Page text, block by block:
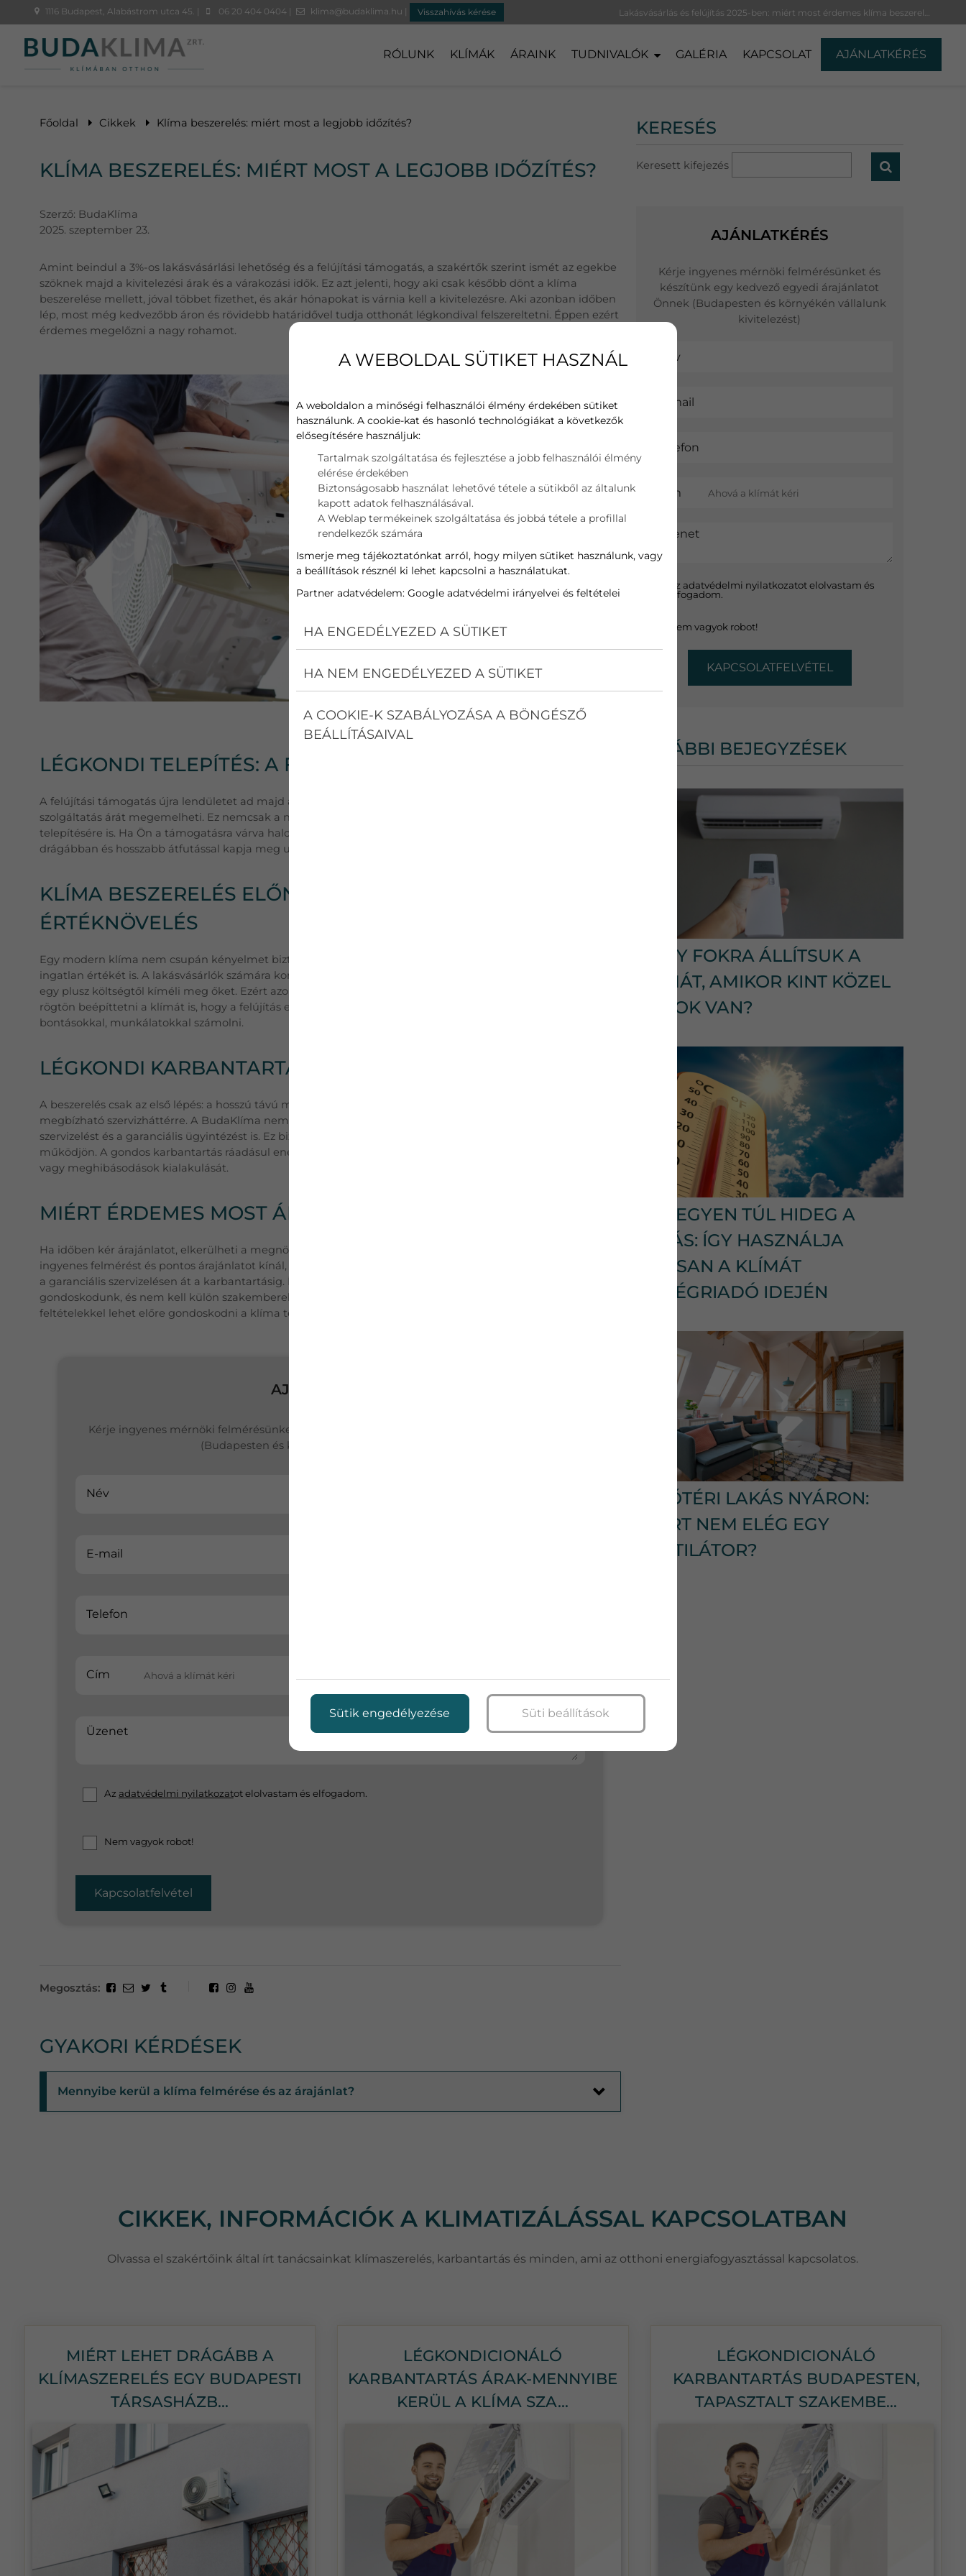
1116 Budapest, Alabástrom utca 45. | 06 20 404 0404 | klima@budaklima.hu | Visszahívás kérése Lakásvásárlás és felújítás 2025-ben: miért most érdemes klíma beszerelésben gondolkodni?
RÓLUNK KLÍMÁK ÁRAINK TUDNIVALÓK GALÉRIA KAPCSOLAT AJÁNLATKÉRÉS
Főoldal Cikkek Klíma beszerelés: miért most a legjobb időzítés?
KLÍMA BESZERELÉS: MIÉRT MOST A LEGJOBB IDŐZÍTÉS?
Szerző: BudaKlíma
2025. szeptember 23.
Amint beindul a 3%-os lakásvásárlási lehetőség és a felújítási támogatás, a szakértők szerint ismét az egekbe
szöknek majd a kivitelezési árak és a várakozási idők. Ez azt jelenti, hogy aki csak később dönt a klíma
beszerelése mellett, jóval többet fizethet, és akár hónapokat is várnia kell a kivitelezésre. Aki azonban időben
lép, most még kedvezőbb áron és rövidebb határidővel tudja otthonát légkondival felszereltetni. Éppen ezért
érdemes megelőzni a nagy rohamot.
LÉGKONDI TELEPÍTÉS: A FELÚJÍTÁSI TÁMOGATÁS HATÁSA
A felújítási támogatás újra lendületet ad majd az építőiparnak, ami a megnövekedett kereslet miatt minden
szolgáltatás árát megemelheti. Ez nemcsak a nyílászárócserére vagy a festésre lesz igaz, hanem a légkondi
telepítésére is. Ha Ön a támogatásra várva halogatja a klíma beszerelését, könnyen lehet, hogy végül sokkal
drágábban és hosszabb átfutással kapja meg ugyanazt a szolgáltatást. Az időzítés tehát kulcsfontosságú.
KLÍMA BESZERELÉS ELŐNYEI: KÉNYELEM ÉS
ÉRTÉKNÖVELÉS
Egy modern klíma nem csupán kényelmet biztosít a nyári hőségben vagy a téli fűtésnél, hanem növeli az
ingatlan értékét is. A lakásvásárlók számára komoly vonzerőt jelent, ha a légkondi már telepítve van, hiszen
egy plusz költségtől kíméli meg őket. Ezért azoknak, akik most vásárolnak vagy korszerűsítenek, érdemes
rögtön beépíttetni a klímát is, hogy a felújítás egy lépésben megtörténjen, és ne kelljen utólag újabb
bontásokkal, munkálatokkal számolni.
LÉGKONDI KARBANTARTÁS ÉS GARANCIÁLIS SZERVIZ
A beszerelés csak az első lépés: a hosszú távú működéshez szükség van rendszeres karbantartásra és
megbízható szervizháttérre. A BudaKlíma nemcsak telepíti a berendezést, hanem vállalja a teljes körű
szervizelést és a garanciális ügyintézést is. Ez biztosítja, hogy a légkondi hosszú évekig problémamentesen
működjön. A gondos karbantartás ráadásul energiát takarít meg, és megelőzi a kellemetlen szagok, penész
vagy meghibásodások kialakulását.
MIÉRT ÉRDEMES MOST ÁRAJÁNLATOT KÉRNI KLÍMÁRA?
Ha időben kér árajánlatot, elkerülheti a megnövekedett költségeket és a hosszú várólistákat. A BudaKlíma
ingyenes felmérést és pontos árajánlatot kínál, amely tartalmazza a teljes folyamatot: a beszereléstől kezdve
a garanciális szervizelésen át a karbantartásig. Így Ön biztos lehet benne, hogy mindenről egy kézben
gondoskodunk, és nem kell külön szakembereket keresnie. Most van itt a pillanat, amikor a legjobb
feltételekkel lehet előre gondoskodni a klíma telepítéséről.
AJÁNLATKÉRÉS
Kérje ingyenes mérnöki felmérésünket és készítünk egy kedvező egyedi árajánlatot Önnek
(Budapesten és környékén vállalunk kivitelezést)
Név
E-mail
Telefon
Cím
Üzenet
Az adatvédelmi nyilatkozatot elolvastam és elfogadom.
Nem vagyok robot!
Kapcsolatfelvétel
Megosztás:
GYAKORI KÉRDÉSEK
Mennyibe kerül a klíma felmérése és az árajánlat?
KERESÉS
Keresett kifejezés
AJÁNLATKÉRÉS
Kérje ingyenes mérnöki felmérésünket és
készítünk egy kedvező egyedi árajánlatot
Önnek (Budapesten és környékén vállalunk
kivitelezést)
Név
E-mail
Telefon
Cím
Üzenet
Az adatvédelmi nyilatkozatot elolvastam és
elfogadom.
Nem vagyok robot!
KAPCSOLATFELVÉTEL
TOVÁBBI BEJEGYZÉSEK
HÁNY FOKRA ÁLLÍTSUK A
KLÍMÁT, AMIKOR KINT KÖZEL
40 FOK VAN?
NE LEGYEN TÚL HIDEG A
LAKÁS: ÍGY HASZNÁLJA
OKOSAN A KLÍMÁT
HŐSÉGRIADÓ IDEJÉN
TETŐTÉRI LAKÁS NYÁRON:
MIÉRT NEM ELÉG EGY
VENTILÁTOR?
CIKKEK, INFORMÁCIÓK A KLIMATIZÁLÁSSAL KAPCSOLATBAN
Olvassa el szakértőink által írt tanácsainkat klímaszerelés, karbantartás és minden, ami az otthoni energiafogyasztással kapcsolatos.
MIÉRT LEHET DRÁGÁBB A
KLÍMASZERELÉS EGY BUDAPESTI
TÁRSASHÁZB...
LÉGKONDICIONÁLÓ
KARBANTARTÁS ÁRAK-MENNYIBE
KERÜL A KLÍMA SZA...
LÉGKONDICIONÁLÓ
KARBANTARTÁS BUDAPESTEN,
TAPASZTALT SZAKEMBE...
A WEBOLDAL SÜTIKET HASZNÁL
A weboldalon a minőségi felhasználói élmény érdekében sütiket
használunk. A cookie-kat és hasonló technológiákat a következők
elősegítésére használjuk:
Tartalmak szolgáltatása és fejlesztése a jobb felhasználói élmény
elérése érdekében
Biztonságosabb használat lehetővé tétele a sütikből az általunk
kapott adatok felhasználásával.
A Weblap termékeinek szolgáltatása és jobbá tétele a profillal
rendelkezők számára
Ismerje meg tájékoztatónkat arról, hogy milyen sütiket használunk, vagy
a beállítások résznél ki lehet kapcsolni a használatukat.
Partner adatvédelem: Google adatvédelmi irányelvei és feltételei
HA ENGEDÉLYEZED A SÜTIKET
HA NEM ENGEDÉLYEZED A SÜTIKET
A COOKIE-K SZABÁLYOZÁSA A BÖNGÉSZŐ
BEÁLLÍTÁSAIVAL
Sütik engedélyezése Süti beállítások